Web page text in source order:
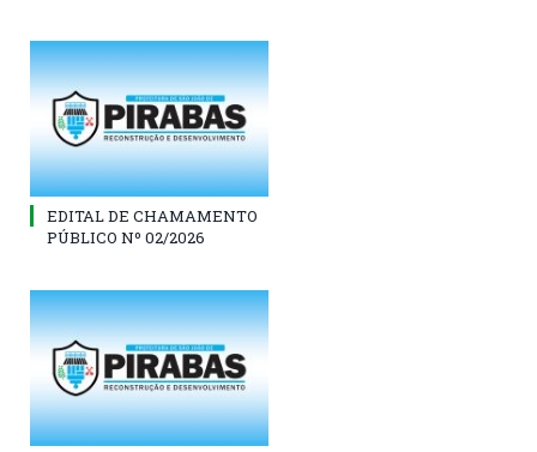
EDITAL DE CHAMAMENTO
PÚBLICO Nº 02/2026